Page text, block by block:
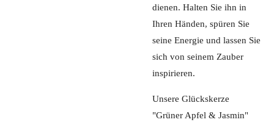
dienen. Halten Sie ihn in
Ihren Händen, spüren Sie
seine Energie und lassen Sie
sich von seinem Zauber
inspirieren.
Unsere Glückskerze
"Grüner Apfel & Jasmin"